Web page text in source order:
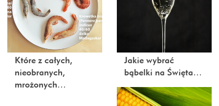
Które z całych,
nieobranych,
mrożonych…
Jakie wybrać
bąbelki na Święta…